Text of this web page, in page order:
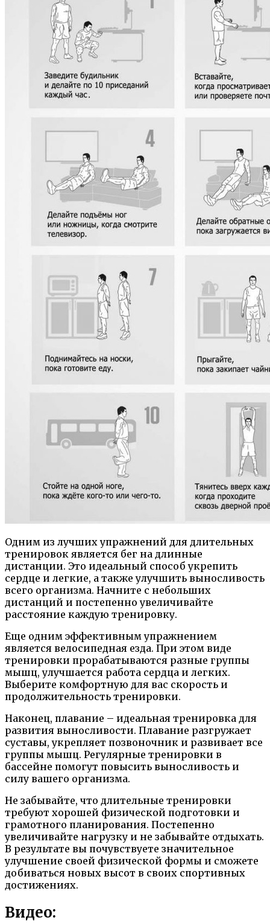
Одним из лучших упражнений для длительных
тренировок является бег на длинные
дистанции. Это идеальный способ укрепить
сердце и легкие, а также улучшить выносливость
всего организма. Начните с небольших
дистанций и постепенно увеличивайте
расстояние каждую тренировку.
Еще одним эффективным упражнением
является велосипедная езда. При этом виде
тренировки прорабатываются разные группы
мышц, улучшается работа сердца и легких.
Выберите комфортную для вас скорость и
продолжительность тренировки.
Наконец, плавание – идеальная тренировка для
развития выносливости. Плавание разгружает
суставы, укрепляет позвоночник и развивает все
группы мышц. Регулярные тренировки в
бассейне помогут повысить выносливость и
силу вашего организма.
Не забывайте, что длительные тренировки
требуют хорошей физической подготовки и
грамотного планирования. Постепенно
увеличивайте нагрузку и не забывайте отдыхать.
В результате вы почувствуете значительное
улучшение своей физической формы и сможете
добиваться новых высот в своих спортивных
достижениях.
Видео: